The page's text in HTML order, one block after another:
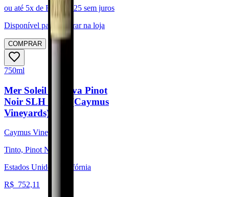
ou até 5x de R$ 238,25 sem juros
Disponível para:
Retirar na loja
COMPRAR
750ml
Mer Soleil Reserva Pinot
Noir SLH 2017 (Caymus
Vineyards)
Caymus Vineyards
Tinto, Pinot Noir
Estados Unidos, Califórnia
R$ 752,11